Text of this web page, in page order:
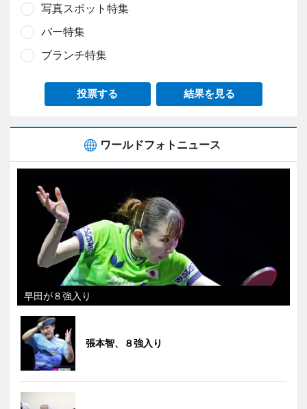
写真スポット特集
バー特集
ブランチ特集
投票する 結果を見る
ワールドフォトニュース
早田が８強入り
張本智、８強入り